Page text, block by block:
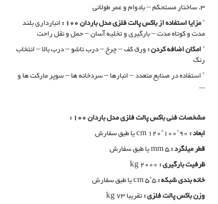
3. ساختار مستحکم – بادوام و عمر طولانی
*مزایا استفاده از باکس پالت فلزی مدل باردان 100 :
انبارداری بلند
مدت و کوتاه مدت – بارگیری و تخلیه آسان – حمل و نقل راحت
*امکان اضافه کردن :ورق کف – چرخ – درب تاشو – درب بالا – انتخاب
رنگ
* استفاده در صنایع متعدد – انبارها – سردخانه ها – سوپر مارکت ها و
...
مشخصات فنی باکس پالت فلزی مدل باردان 100 :
ابعاد :
قطر میلگرد :mm 5 یا طبق سفارش
ظرفیت بارگیری : kg 2000
خانه بندی شبکه :cm 5*5 یا طبق سفارش
وزن باکس پالت فلزی :تقریبا kg 73